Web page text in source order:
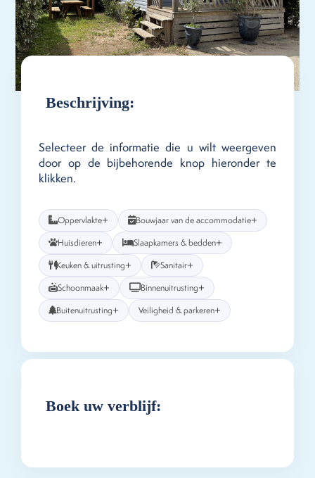
Beschrijving:
Selecteer de informatie die u wilt weergeven
door op de bijbehorende knop hieronder te
klikken.
Oppervlakte+ Bouwjaar van de accommodatie+
Huisdieren+ Slaapkamers & bedden+
Keuken & uitrusting+ Sanitair+
Schoonmaak+ Binnenuitrusting+
Buitenuitrusting+ Veiligheid & parkeren+
Boek uw verblijf: